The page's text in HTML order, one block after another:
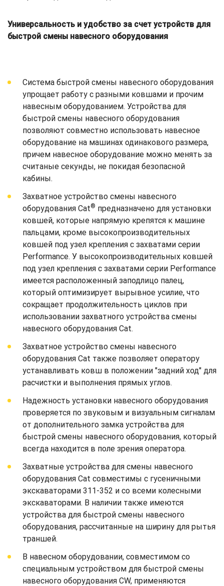
Универсальность и удобство за счет устройств для
быстрой смены навесного оборудования
Система быстрой смены навесного оборудования
упрощает работу с разными ковшами и прочим
навесным оборудованием. Устройства для
быстрой смены навесного оборудования
позволяют совместно использовать навесное
оборудование на машинах одинакового размера,
причем навесное оборудование можно менять за
считаные секунды, не покидая безопасной
кабины.
Захватное устройство смены навесного
оборудования Cat® предназначено для установки
ковшей, которые напрямую крепятся к машине
пальцами, кроме высокопроизводительных
ковшей под узел крепления с захватами серии
Performance. У высокопроизводительных ковшей
под узел крепления с захватами серии Performance
имеется расположенный заподлицо палец,
который оптимизирует вырывное усилие, что
сокращает продолжительность циклов при
использовании захватного устройства смены
навесного оборудования Cat.
Захватное устройство смены навесного
оборудования Cat также позволяет оператору
устанавливать ковш в положении "задний ход" для
расчистки и выполнения прямых углов.
Надежность установки навесного оборудования
проверяется по звуковым и визуальным сигналам
от дополнительного замка устройства для
быстрой смены навесного оборудования, который
всегда находится в поле зрения оператора.
Захватные устройства для смены навесного
оборудования Cat совместимы с гусеничными
экскаваторами 311-352 и со всеми колесными
экскаваторами. В наличии также имеются
устройства для быстрой смены навесного
оборудования, рассчитанные на ширину для рытья
траншей.
В навесном оборудовании, совместимом со
специальным устройством для быстрой смены
навесного оборудования CW, применяются